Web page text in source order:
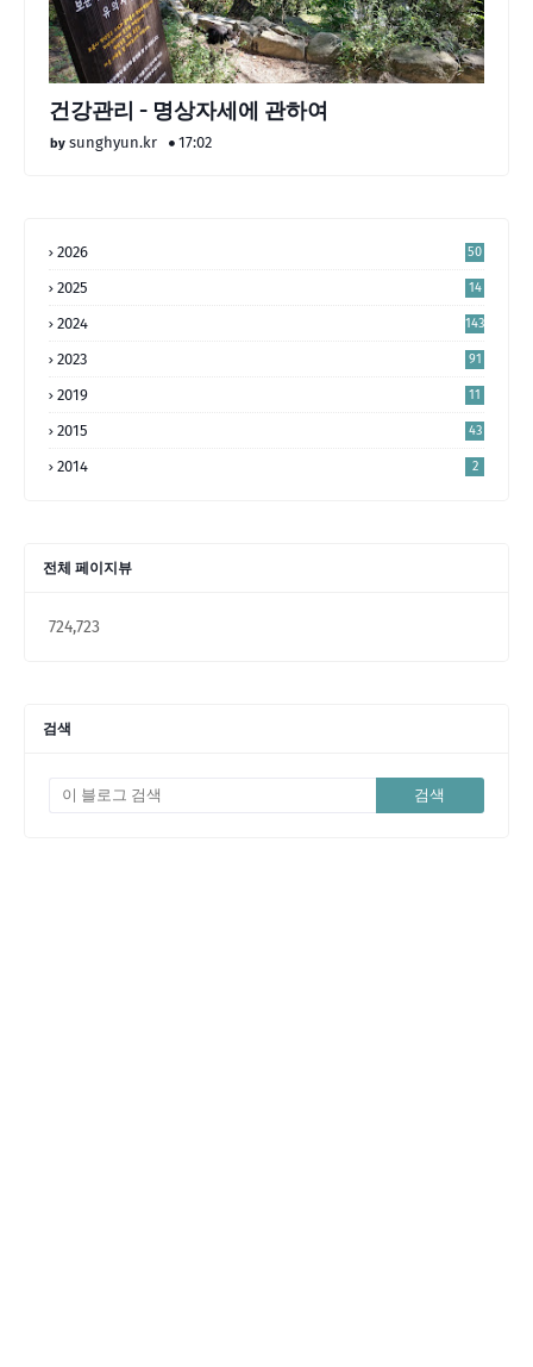
건강관리 - 명상자세에 관하여
sunghyun.kr 17:02
2026 50
2025
14
2024 143
2023 91
2019 11
2015 43
2014 2
전체 페이지뷰
724,723
검색